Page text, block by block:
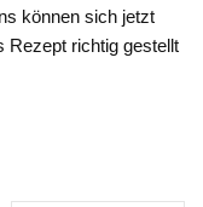
können sich jetzt
Rezept richtig gestellt